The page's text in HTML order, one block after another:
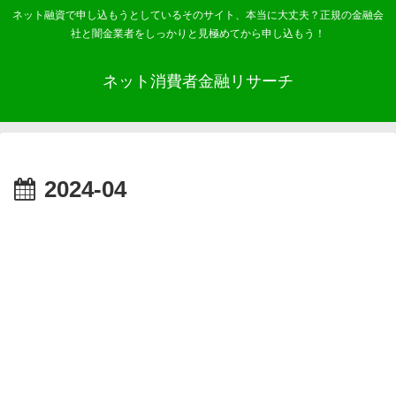
ネット融資で申し込もうとしているそのサイト、本当に大丈夫？正規の金融会
社と闇金業者をしっかりと見極めてから申し込もう！
ネット消費者金融リサーチ
2024-04